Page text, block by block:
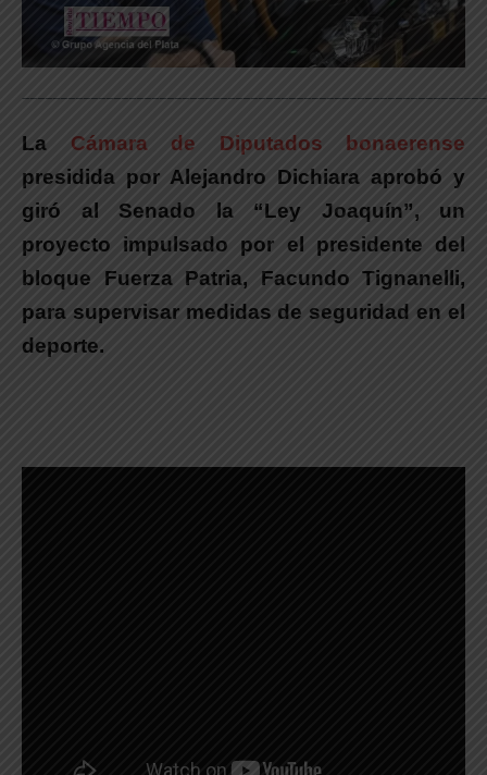
La Cámara de Diputados bonaerense
presidida por Alejandro Dichiara aprobó y
giró al Senado la “Ley Joaquín”, un
proyecto impulsado por el presidente del
bloque Fuerza Patria, Facundo Tignanelli,
para supervisar medidas de seguridad en el
deporte.